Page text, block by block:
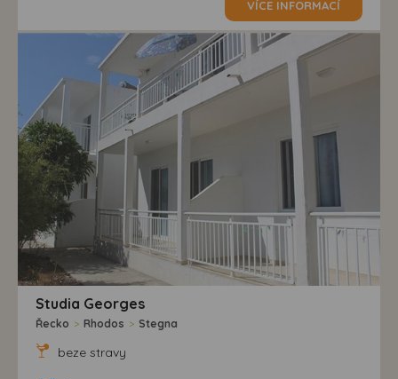
VÍCE INFORMACÍ
Studia Georges
Řecko > Rhodos > Stegna
beze stravy